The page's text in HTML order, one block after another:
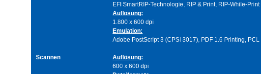
Scannen
EFI SmartRIP-Technologie, RIP & Print, RIP-While-Print
Auflösung:
1.800 x 600 dpi
Emulation:
Adobe PostScript 3 (CPSI 3017), PDF 1.6 Printing,
Auflösung:
600 x 600 dpi